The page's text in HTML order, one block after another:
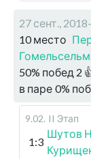
27 сент.,
10 место
50% побед 2
в паре 0%
9.02. II Этап
1:3
Шутов